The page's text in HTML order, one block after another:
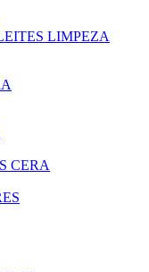
LIMPEZA
CERA